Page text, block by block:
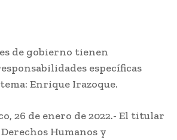
de gobierno tienen
específicas
Enrique Irazoque.
26 de enero de 2022.- El titular
Humanos y